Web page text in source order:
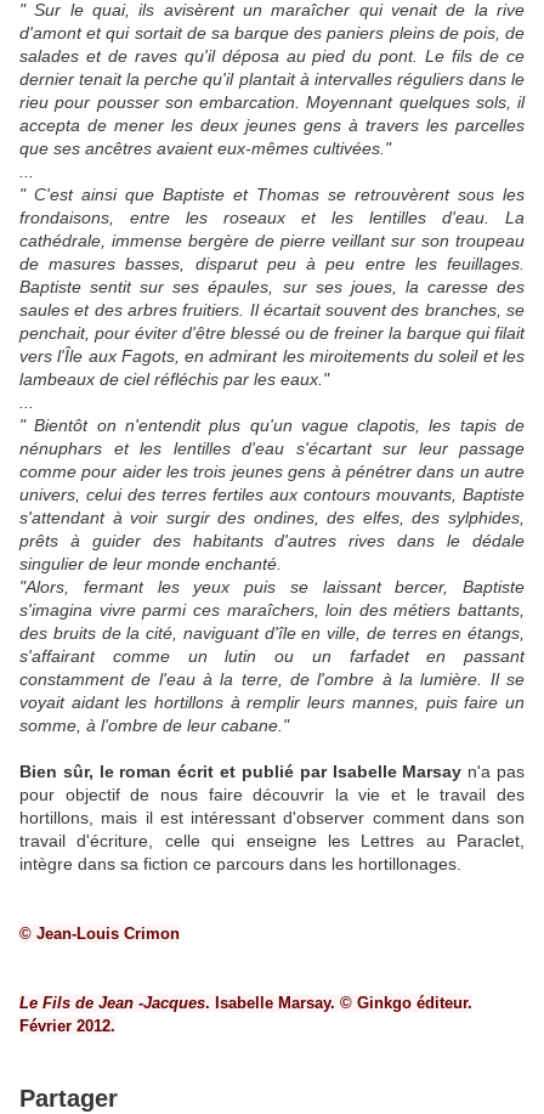
" Sur le quai, ils avisèrent un maraîcher qui venait de la rive
d'amont et qui sortait de sa barque des paniers pleins de pois, de
salades et de raves qu'il déposa au pied du pont. Le fils de ce
dernier tenait la perche qu'il plantait à intervalles réguliers dans le
rieu pour pousser son embarcation. Moyennant quelques sols, il
accepta de mener les deux jeunes gens à travers les parcelles
que ses ancêtres avaient eux-mêmes cultivées."
" C'est ainsi que Baptiste et Thomas se retrouvèrent sous les
frondaisons, entre les roseaux et les lentilles d'eau. La
cathédrale, immense bergère de pierre veillant sur son troupeau
de masures basses, disparut peu à peu entre les feuillages.
Baptiste sentit sur ses épaules, sur ses joues, la caresse des
saules et des arbres fruitiers. Il écartait souvent des branches, se
penchait, pour éviter d'être blessé ou de freiner la barque qui filait
vers l'Île aux Fagots, en admirant les miroitements du soleil et les
lambeaux de ciel réfléchis par les eaux."
" Bientôt on n'entendit plus qu'un vague clapotis, les tapis de
nénuphars et les lentilles d'eau s'écartant sur leur passage
comme pour aider les trois jeunes gens à pénétrer dans un autre
univers, celui des terres fertiles aux contours mouvants, Baptiste
s'attendant à voir surgir des ondines, des elfes, des sylphides,
prêts à guider des habitants d'autres rives dans le dédale
singulier de leur monde enchanté.
"Alors, fermant les yeux puis se laissant bercer, Baptiste
s'imagina vivre parmi ces maraîchers, loin des métiers battants,
des bruits de la cité, naviguant d'île en ville, de terres en étangs,
s'affairant comme un lutin ou un farfadet en passant
constamment de l'eau à la terre, de l'ombre à la lumière. Il se
voyait aidant les hortillons à remplir leurs mannes, puis faire un
somme, à l'ombre de leur cabane."
Bien sûr, le roman écrit et publié par Isabelle Marsay n'a pas
pour objectif de nous faire découvrir la vie et le travail des
hortillons, mais il est intéressant d'observer comment dans son
travail d'écriture, celle qui enseigne les Lettres au Paraclet,
intègre dans sa fiction ce parcours dans les hortillonages.
© Jean-Louis Crimon
Le Fils de Jean -Jacques. Isabelle Marsay. © Ginkgo éditeur.
Février 2012.
Partager